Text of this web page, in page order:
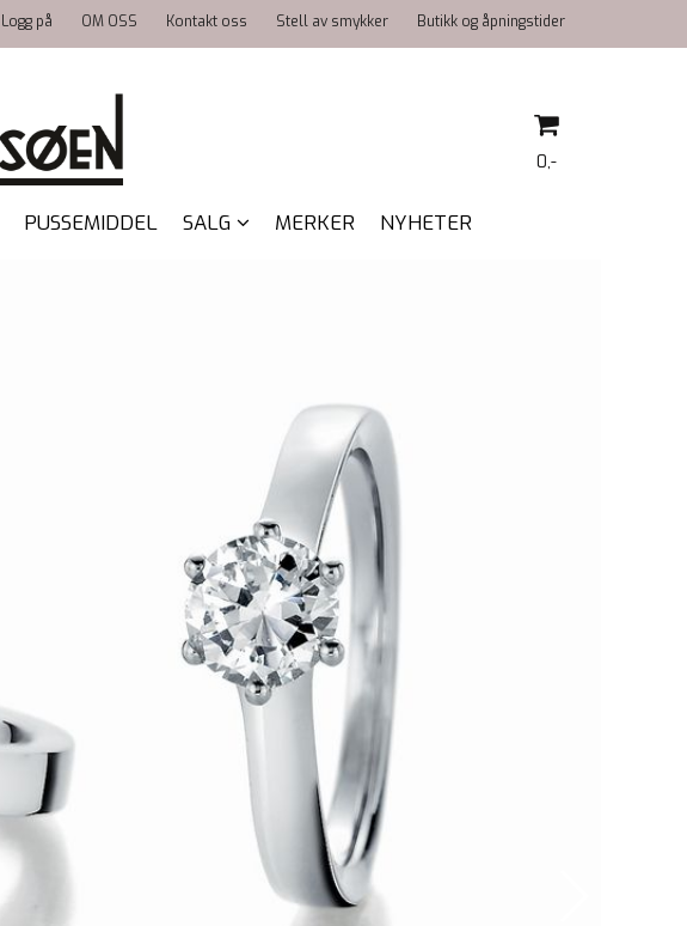
Logg på OM OSS Kontakt oss Stell av smykker Butikk og åpningstider
0,-
PUSSEMIDDEL SALG MERKER NYHETER